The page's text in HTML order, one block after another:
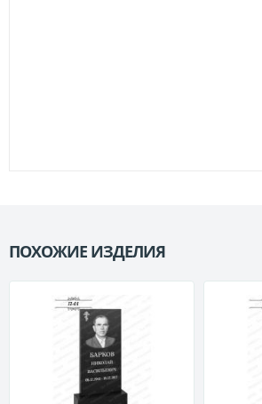
ПОХОЖИЕ ИЗДЕЛИЯ